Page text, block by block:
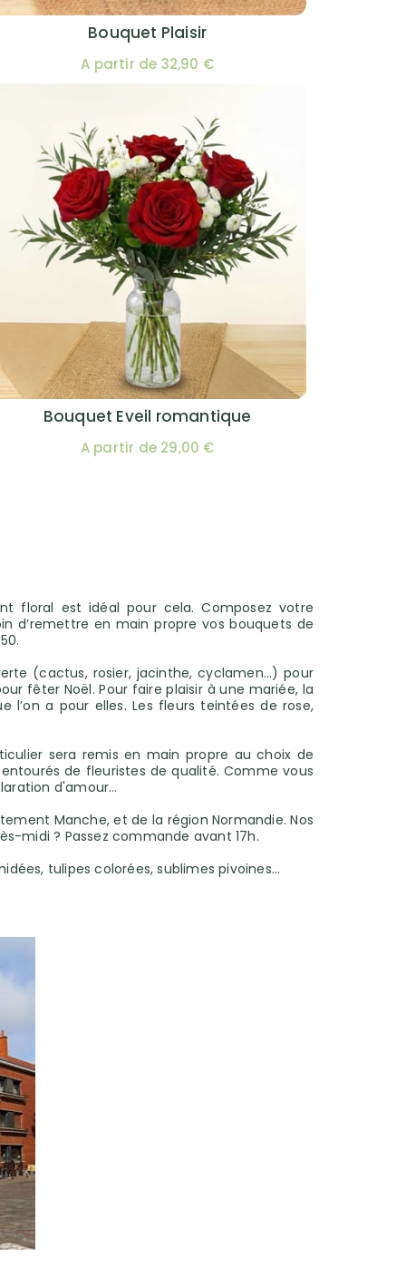
Bouquet Plaisir
A partir de 32,90 €
Bouquet Eveil romantique
A partir de 29,00 €
floral est idéal pour cela. Composez votre
d’remettre en main propre vos bouquets de
(cactus, rosier, jacinthe, cyclamen...) pour
fêter Noël. Pour faire plaisir à une mariée, la
l’on a pour elles. Les fleurs teintées de rose,
sera remis en main propre au choix de
de fleuristes de qualité. Comme vous
d'amour…
Manche, et de la région Normandie. Nos
midi ? Passez commande avant 17h.
tulipes colorées, sublimes pivoines...